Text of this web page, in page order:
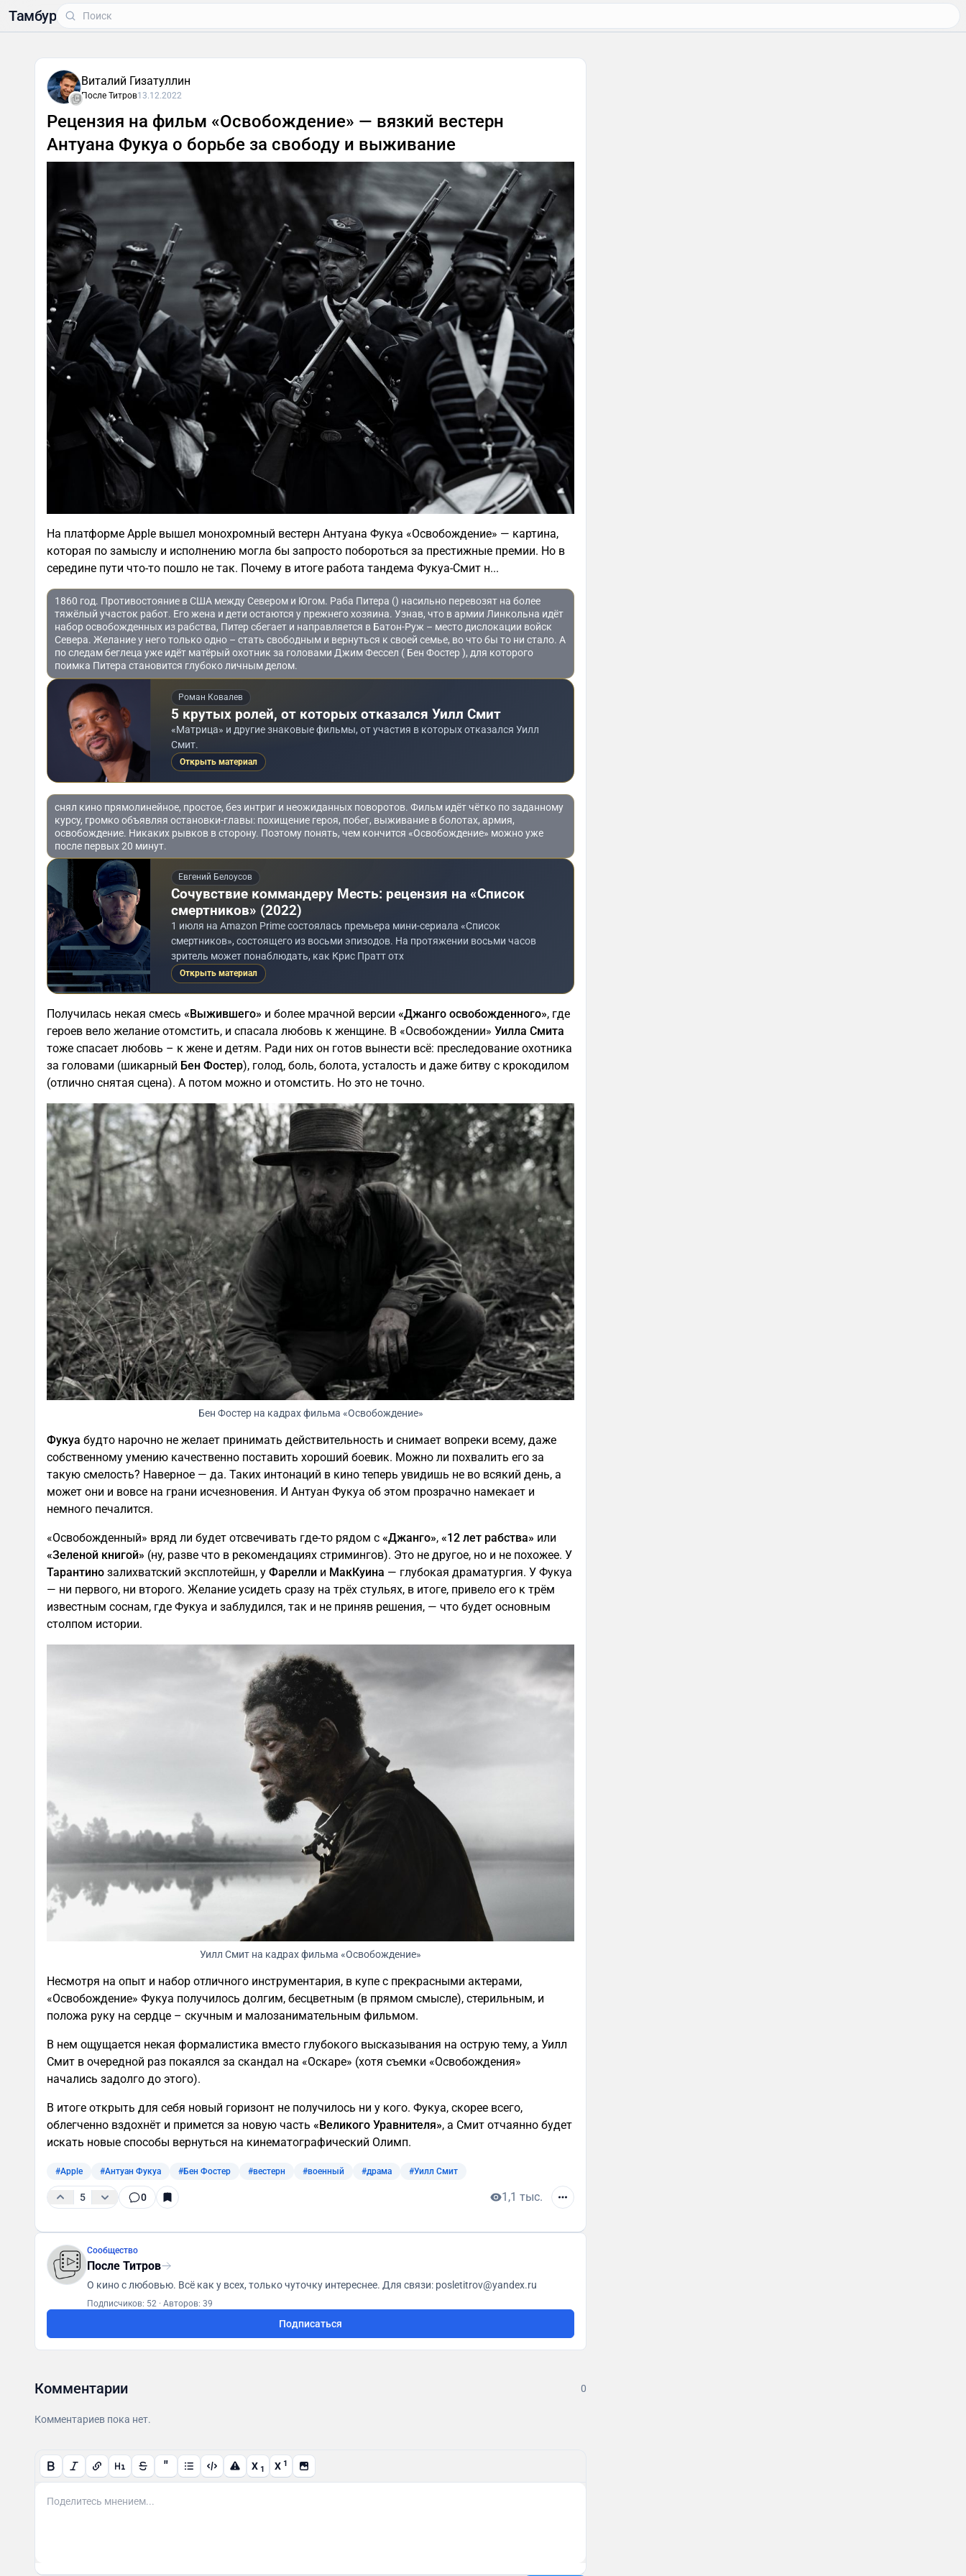
Тамбур
Виталий Гизатуллин
После Титров13.12.2022
Рецензия на фильм «Освобождение» — вязкий вестерн
Антуана Фукуа о борьбе за свободу и выживание
На платформе Apple вышел монохромный вестерн Антуана Фукуа «Освобождение» — картина,
которая по замыслу и исполнению могла бы запросто побороться за престижные премии. Но в
середине пути что-то пошло не так. Почему в итоге работа тандема Фукуа-Смит н...
1860 год. Противостояние в США между Севером и Югом. Раба Питера () насильно перевозят на более
тяжёлый участок работ. Его жена и дети остаются у прежнего хозяина. Узнав, что в армии Линкольна идёт
набор освобожденных из рабства, Питер сбегает и направляется в Батон-Руж – место дислокации войск
Севера. Желание у него только одно – стать свободным и вернуться к своей семье, во что бы то ни стало. А
по следам беглеца уже идёт матёрый охотник за головами Джим Фессел ( Бен Фостер ), для которого
поимка Питера становится глубоко личным делом.
Роман Ковалев
5 крутых ролей, от которых отказался Уилл Смит
«Матрица» и другие знаковые фильмы, от участия в которых отказался Уилл
Смит.
Открыть материал
снял кино прямолинейное, простое, без интриг и неожиданных поворотов. Фильм идёт чётко по заданному
курсу, громко объявляя остановки-главы: похищение героя, побег, выживание в болотах, армия,
освобождение. Никаких рывков в сторону. Поэтому понять, чем кончится «Освобождение» можно уже
после первых 20 минут.
Евгений Белоусов
Сочувствие коммандеру Месть: рецензия на «Список
смертников» (2022)
1 июля на Amazon Prime состоялась премьера мини-сериала «Список
смертников», состоящего из восьми эпизодов. На протяжении восьми часов
зритель может понаблюдать, как Крис Пратт отх
Открыть материал
Получилась некая смесь «Выжившего» и более мрачной версии «Джанго освобожденного», где
героев вело желание отомстить, и спасала любовь к женщине. В «Освобождении» Уилла Смита
тоже спасает любовь – к жене и детям. Ради них он готов вынести всё: преследование охотника
за головами (шикарный Бен Фостер), голод, боль, болота, усталость и даже битву с крокодилом
(отлично снятая сцена). А потом можно и отомстить. Но это не точно.
Бен Фостер на кадрах фильма «Освобождение»
Фукуа будто нарочно не желает принимать действительность и снимает вопреки всему, даже
собственному умению качественно поставить хороший боевик. Можно ли похвалить его за
такую смелость? Наверное — да. Таких интонаций в кино теперь увидишь не во всякий день, а
может они и вовсе на грани исчезновения. И Антуан Фукуа об этом прозрачно намекает и
немного печалится.
«Освобожденный» вряд ли будет отсвечивать где-то рядом с «Джанго», «12 лет рабства» или
«Зеленой книгой» (ну, разве что в рекомендациях стримингов). Это не другое, но и не похожее. У
Тарантино залихватский эксплотейшн, у Фарелли и МакКуина — глубокая драматургия. У Фукуа
— ни первого, ни второго. Желание усидеть сразу на трёх стульях, в итоге, привело его к трём
известным соснам, где Фукуа и заблудился, так и не приняв решения, — что будет основным
столпом истории.
Уилл Смит на кадрах фильма «Освобождение»
Несмотря на опыт и набор отличного инструментария, в купе с прекрасными актерами,
«Освобождение» Фукуа получилось долгим, бесцветным (в прямом смысле), стерильным, и
положа руку на сердце – скучным и малозанимательным фильмом.
В нем ощущается некая формалистика вместо глубокого высказывания на острую тему, а Уилл
Смит в очередной раз покаялся за скандал на «Оскаре» (хотя съемки «Освобождения»
начались задолго до этого).
В итоге открыть для себя новый горизонт не получилось ни у кого. Фукуа, скорее всего,
облегченно вздохнёт и примется за новую часть «Великого Уравнителя», а Смит отчаянно будет
искать новые способы вернуться на кинематографический Олимп.
#Apple #Антуан Фукуа #Бен Фостер #вестерн #военный #драма #Уилл Смит
5 0 1,1 тыс.
Сообщество
После Титров
О кино с любовью. Всё как у всех, только чуточку интереснее. Для связи: posletitrov@yandex.ru
Подписчиков: 52 · Авторов: 39
Подписаться
Комментарии 0
Комментариев пока нет.
" X 1 X 1